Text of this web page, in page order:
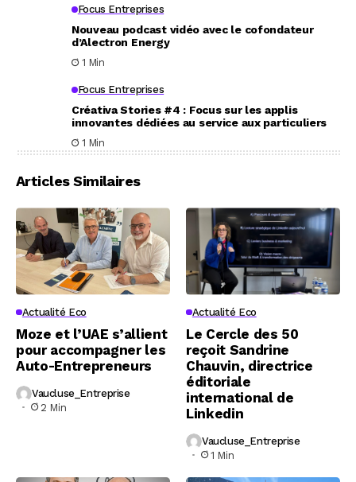
Focus Entreprises
Nouveau podcast vidéo avec le cofondateur
d’Alectron Energy
1 Min
Focus Entreprises
Créativa Stories #4 : Focus sur les applis
innovantes dédiées au service aux particuliers
1 Min
Articles Similaires
Actualité Eco
Moze et l’UAE s’allient
pour accompagner les
Auto-Entrepreneurs
Vaucluse_Entreprise
2 Min
Actualité Eco
Le Cercle des 50
reçoit Sandrine
Chauvin, directrice
éditoriale
international de
Linkedin
Vaucluse_Entreprise
1 Min